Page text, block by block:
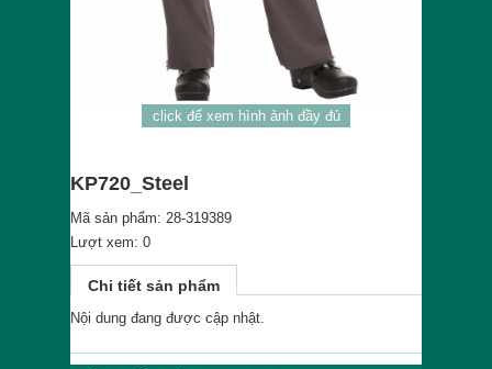
click để xem hình ảnh đầy đủ
KP720_Steel
Mã sản phẩm: 28-319389
Lượt xem: 0
Chi tiết sản phẩm
Nội dung đang được cập nhật.